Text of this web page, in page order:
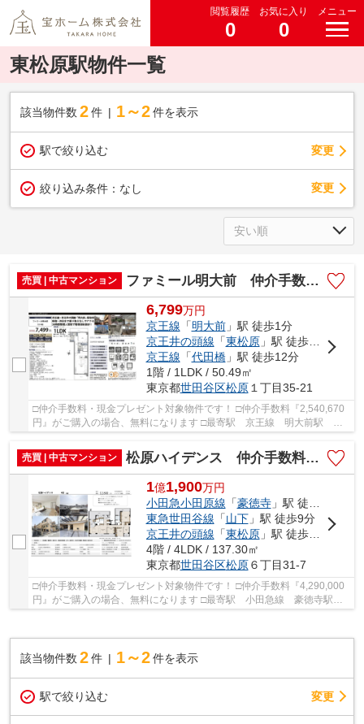
閲覧履歴
0
お気に入り
0
メニュー
東松原駅物件一覧
該当物件数 2件 1～2 件を表示
駅で絞り込む 変更
絞り込み条件： なし 変更
売買 | 中古マンション ファミール明大前 仲介手数料無料＋40万円現金プレゼント中
6,799万円
京王線 「明大前」駅 徒歩1分
京王井の頭線 「東松原」駅 徒歩12分
京王線 「代田橋」駅 徒歩12分
1階 / 1LDK / 50.49㎡
東京都世田谷区松原１丁目35-21
□仲介手数料・現金プレゼント対象物件です！ □仲介手数料『2,540,670
円』がご購入の場合、無料になります □最寄駅 京王線 明大前駅 徒
売買 | 中古マンション
松原ハイデンス 仲介手数料無料＋60万円現金プレゼント中
1億1,900万円
小田急小田原線 「豪徳寺」駅 徒歩7分
東急世田谷線 「山下」駅 徒歩9分
京王井の頭線 「東松原」駅 徒歩10分
4階 / 4LDK / 137.30㎡
東京都世田谷区松原６丁目31-7
□仲介手数料・現金プレゼント対象物件です！ □仲介手数料『4,290,000
円』がご購入の場合、無料になります □最寄駅 小田急線 豪徳寺駅
該当物件数 2件 1～2 件を表示
駅で絞り込む 変更